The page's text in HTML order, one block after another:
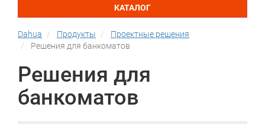
КАТАЛОГ
Dahua Продукты
Проектные решения
Решения для банкоматов
Решения для
банкоматов